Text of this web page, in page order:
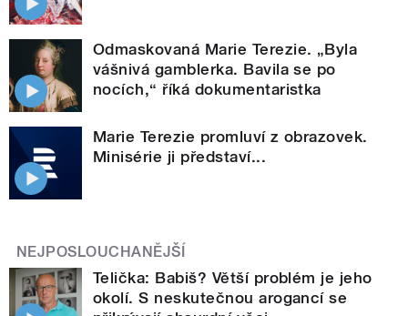
Odmaskovaná Marie Terezie. „Byla
vášnivá gamblerka. Bavila se po
nocích,“ říká dokumentaristka
Marie Terezie promluví z obrazovek.
Minisérie ji představí...
NEJPOSLOUCHANĚJŠÍ
Telička: Babiš? Větší problém je jeho
okolí. S neskutečnou arogancí se